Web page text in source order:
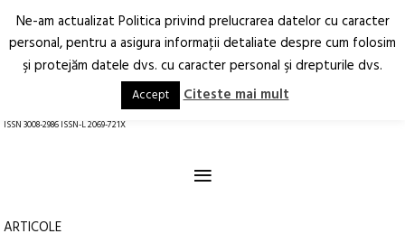
Arhitectură.
Oraș.
RO EN
ISSN 3008-2986 ISSN-L 2069-721X
≡
ARTICOLE
Ne-am actualizat Politica privind prelucrarea datelor cu caracter
personal, pentru a asigura informaţii detaliate despre cum folosim
şi protejăm datele dvs. cu caracter personal şi drepturile dvs.
Accept Citeste mai mult